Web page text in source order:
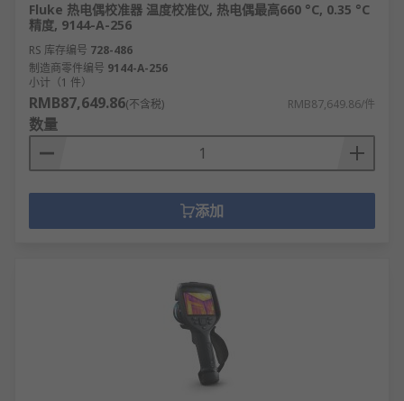
Fluke 热电偶校准器 温度校准仪, 热电偶最高660 °C, 0.35 °C
精度, 9144-A-256
RS 库存编号 728-486
制造商零件编号 9144-A-256
小计（1 件）
RMB87,649.86(不含税) RMB87,649.86/件
数量
添加